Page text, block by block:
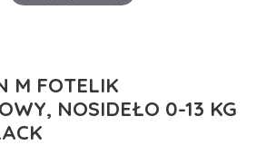
M FOTELIK
NOSIDEŁO 0-13 KG